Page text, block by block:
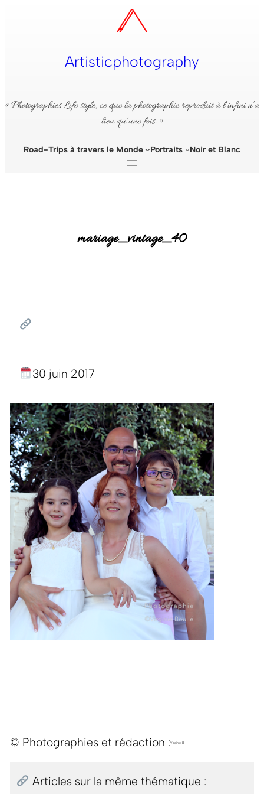
Artisticphotography
« Photographies Life style, ce que la photographie reproduit à l’infini n’a
lieu qu’une fois. »
Road-Trips à travers le Monde Portraits Noir et Blanc
mariage_vintage_40
30 juin 2017
© Photographies et rédaction :Virginie B.
Articles sur la même thématique :